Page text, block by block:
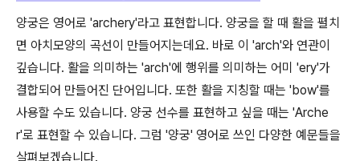
양궁은 영어로 'archery'라고 표현합니다. 양궁을 할 때 활을 펼치
면 아치모양의 곡선이 만들어지는데요. 바로 이 'arch'와 연관이
깊습니다. 활을 의미하는 'arch'에 행위를 의미하는 어미 'ery'가
결합되어 만들어진 단어입니다. 또한 활을 지칭할 때는 'bow'를
사용할 수도 있습니다. 양궁 선수를 표현하고 싶을 때는 'Arche
r'로 표현할 수 있습니다. 그럼 '양궁' 영어로 쓰인 다양한 예문들을
살펴보겠습니다.